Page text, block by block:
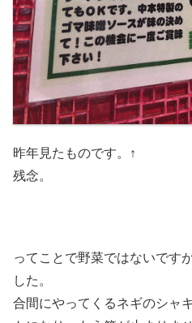
昨年見たものです。↑
残念。
ってことで野菜ではないです
した。
合間にやってくるネギのシャ